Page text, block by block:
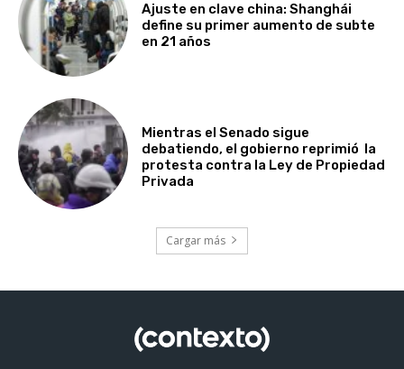
Ajuste en clave china: Shanghái
define su primer aumento de subte
en 21 años
Mientras el Senado sigue
debatiendo, el gobierno reprimió la
protesta contra la Ley de Propiedad
Privada
Cargar más